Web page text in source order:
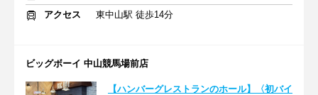
アクセス
東中山駅 徒歩14分
ビッグボーイ 中山競馬場前店
【ハンバーグレストランのホール】〈初バイ